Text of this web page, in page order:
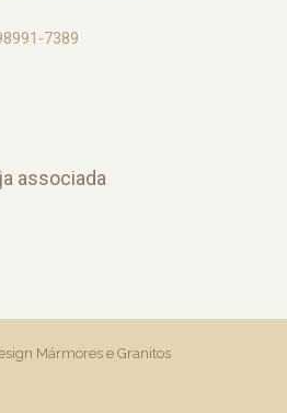
7389
associada
Mármores e Granitos